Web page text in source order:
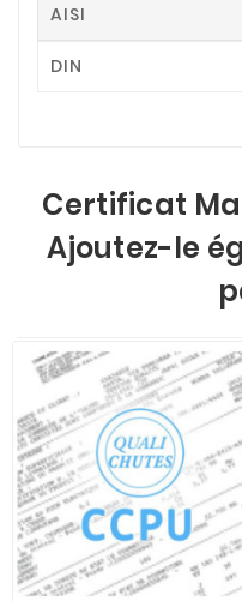
AISI
DIN
Certificat
Ajoutez-le